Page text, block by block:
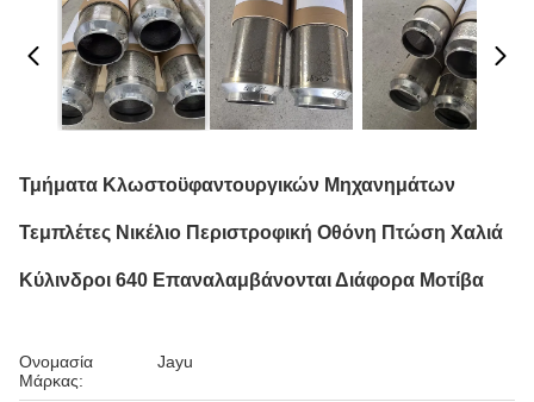
Τμήματα Κλωστοϋφαντουργικών Μηχανημάτων
Τεμπλέτες Νικέλιο Περιστροφική Οθόνη Πτώση Χαλιά
Κύλινδροι 640 Επαναλαμβάνονται Διάφορα Μοτίβα
Ονομασία
Μάρκας:
Jayu